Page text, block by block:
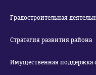
Градостроительная
Стратегия развития района
Имущественная поддержка